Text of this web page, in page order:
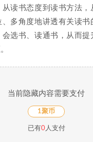
读书态度到读书方法，
多角度地讲透有关读书
选书、读通书，从而提
当前隐藏内容需要支付
1聚币
已有0人支付